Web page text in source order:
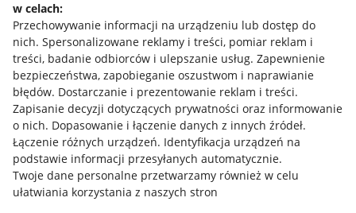
w celach:
Przechowywanie informacji na urządzeniu lub dostęp do
nich. Spersonalizowane reklamy i treści, pomiar reklam i
treści, badanie odbiorców i ulepszanie usług. Zapewnienie
bezpieczeństwa, zapobieganie oszustwom i naprawianie
błędów. Dostarczanie i prezentowanie reklam i treści.
Zapisanie decyzji dotyczących prywatności oraz informowanie
o nich. Dopasowanie i łączenie danych z innych źródeł.
Łączenie różnych urządzeń. Identyfikacja urządzeń na
podstawie informacji przesyłanych automatycznie.
Twoje dane personalne przetwarzamy również w celu
ułatwiania korzystania z naszych stron
Allegro Gadane dla sprzedających
Allegro Gadane dla kupujących
Mapa miejscowości
Informacje prawne
Regulamin
Polityka plików "cookies"
Ustawienia plików "cookies"